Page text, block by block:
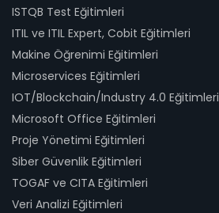
ISTQB Test Eğitimleri
ITIL ve ITIL Expert, Cobit Eğitimleri
Makine Öğrenimi Eğitimleri
Microservices Eğitimleri
IOT/Blockchain/Industry 4.0 Eğitimleri
Microsoft Office Eğitimleri
Proje Yönetimi Eğitimleri
Siber Güvenlik Eğitimleri
TOGAF ve CITA Eğitimleri
Veri Analizi Eğitimleri